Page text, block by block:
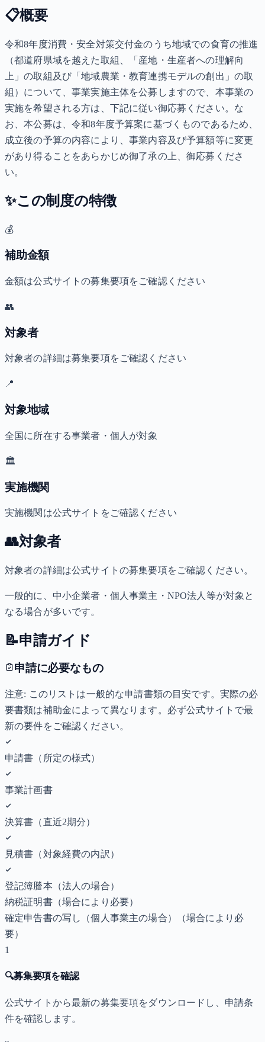
📋概要
令和8年度消費・安全対策交付金のうち地域での食育の推進
（都道府県域を越えた取組、「産地・生産者への理解向
上」の取組及び「地域農業・教育連携モデルの創出」の取
組）について、事業実施主体を公募しますので、本事業の
実施を希望される方は、下記に従い御応募ください。な
お、本公募は、令和8年度予算案に基づくものであるため、
成立後の予算の内容により、事業内容及び予算額等に変更
があり得ることをあらかじめ御了承の上、御応募くださ
い。
✨この制度の特徴
💰
補助金額
金額は公式サイトの募集要項をご確認ください
👥
対象者
対象者の詳細は募集要項をご確認ください
📍
対象地域
全国に所在する事業者・個人が対象
🏛️
実施機関
実施機関は公式サイトをご確認ください
👥対象者
対象者の詳細は公式サイトの募集要項をご確認ください。
一般的に、中小企業者・個人事業主・NPO法人等が対象と
なる場合が多いです。
📝申請ガイド
申請に必要なもの
注意: このリストは一般的な申請書類の目安です。実際の必
要書類は補助金によって異なります。必ず公式サイトで最
新の要件をご確認ください。
申請書（所定の様式）
事業計画書
決算書（直近2期分）
見積書（対象経費の内訳）
登記簿謄本（法人の場合）
納税証明書（場合により必要）
確定申告書の写し（個人事業主の場合）
（場合により必
要）
1
🔍募集要項を確認
公式サイトから最新の募集要項をダウンロードし、申請条
件を確認します。